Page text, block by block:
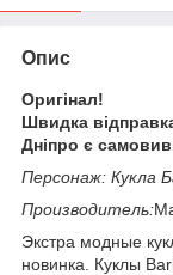
Опис
Оригінал!
Швидка
Дніпро є
Персонаж: Кукла
Производитель:
Экстра модные
новинка. Куклы